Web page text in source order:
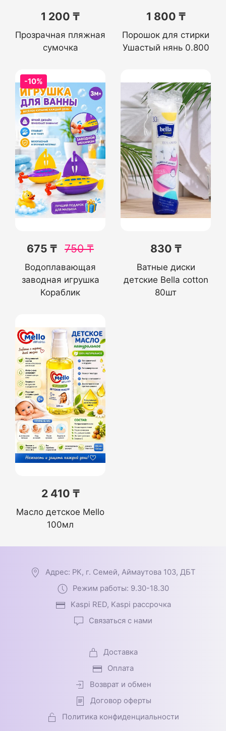
1 200 ₸
Прозрачная пляжная
сумочка
1 800 ₸
Порошок для стирки
Ушастый нянь 0.800
-10%
675 ₸ 750₸
Водоплавающая
заводная игрушка
Кораблик
830 ₸
Ватные диски
детские Bella cotton
80шт
2 410 ₸
Масло детское Mello
100мл
Адрес: РК, г. Семей, Аймаутова 103, ДБТ
Режим работы: 9.30-18.30
Kaspi RED, Kaspi рассрочка
Связаться с нами
Доставка
Оплата
Возврат и обмен
Договор оферты
Политика конфиденциальности